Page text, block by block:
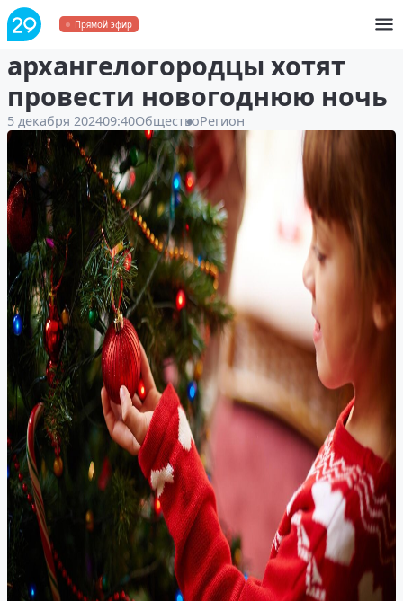
Прямой эфир
Стало известно, как
архангелогородцы хотят
провести новогоднюю ночь
5 декабря 202409:40ОбществоРегион